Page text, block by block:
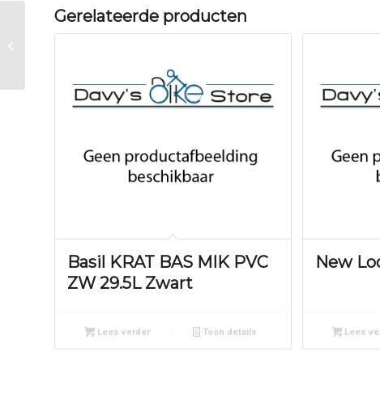
Gerelateerde producten
Basil KRAT BAS MIK PVC
ZW 29.5L Zwart
Lees verder Toon details
New
Lees
Thule Atmos X4 for